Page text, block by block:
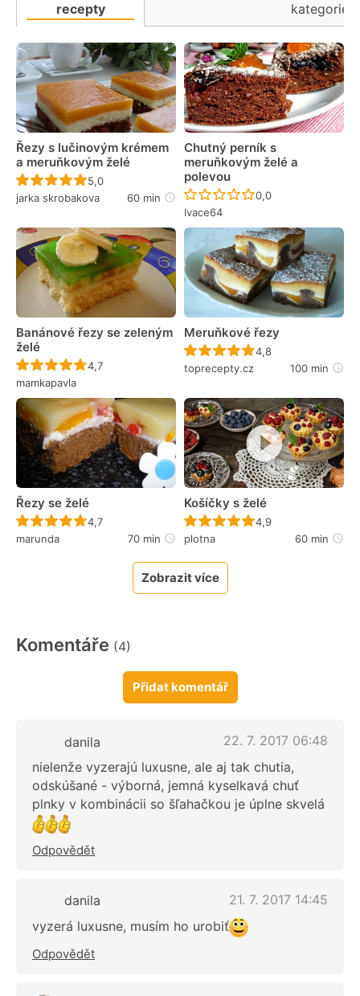
recepty
kategorie
Řezy s lučinovým krémem
a meruňkovým želé
Recept ještě nebyl hodnocen
5,0
jarka skrobakova
60 min
Chutný perník s
meruňkovým želé a
polevou
Recept ještě nebyl
0,0
Ivace64
Banánové řezy se zeleným
želé
Recept ještě nebyl hodnocen
4,7
mamkapavla
Meruňkové řezy
Recept ještě nebyl
4,8
toprecepty.cz
100 min
Řezy se želé
Recept ještě nebyl hodnocen
4,7
marunda
70 min
Košíčky s želé
Recept ještě nebyl
4,9
plotna
60 min
Zobrazit více
Komentáře (4)
Přidat komentář
danila
22. 7. 2017 06:48
nielenže vyzerajú luxusne, ale aj tak chutia,
odskúšané - výborná, jemná kyselkavá chuť
plnky v kombinácii so šľahačkou je úplne skvelá
Odpovědět
danila
21. 7. 2017 14:45
vyzerá luxusne, musím ho urobiť
Odpovědět